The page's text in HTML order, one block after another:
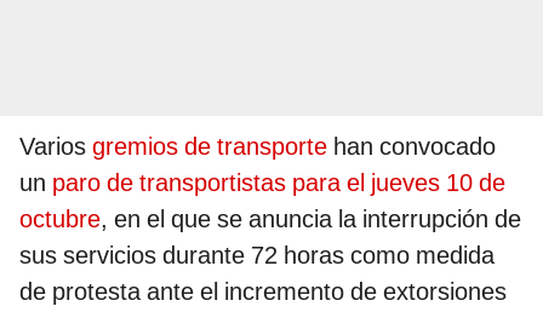
Varios gremios de transporte han convocado
un paro de transportistas para el jueves 10 de
octubre, en el que se anuncia la interrupción de
sus servicios durante 72 horas como medida
de protesta ante el incremento de extorsiones